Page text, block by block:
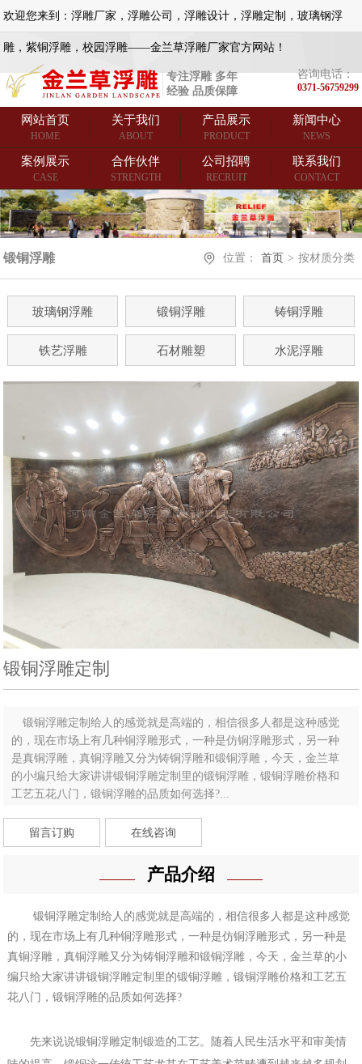
欢迎您来到：浮雕厂家，浮雕公司，浮雕设计，浮雕定制，玻璃钢浮
雕，紫铜浮雕，校园浮雕——金兰草浮雕厂家官方网站！
专注浮雕 多年
经验 品质保障
咨询电话：
0371-56759299
网站首页
HOME
关于我们
ABOUT
产品展示
PRODUCT
新闻中心
NEWS
案例展示
CASE
合作伙伴
STRENGTH
公司招聘
RECRUIT
联系我们
CONTACT
锻铜浮雕 位置： 首页 > 按材质分类
玻璃钢浮雕 锻铜浮雕 铸铜浮雕
铁艺浮雕 石材雕塑 水泥浮雕
锻铜浮雕定制
锻铜浮雕定制给人的感觉就是高端的，相信很多人都是这种感觉
的，现在市场上有几种铜浮雕形式，一种是仿铜浮雕形式，另一种
是真铜浮雕，真铜浮雕又分为铸铜浮雕和锻铜浮雕，今天，金兰草
的小编只给大家讲讲锻铜浮雕定制里的锻铜浮雕，锻铜浮雕价格和
工艺五花八门，锻铜浮雕的品质如何选择?...
留言订购 在线咨询
产品介绍
锻铜浮雕定制 给人的感觉就是高端的，相信很多人都是这种感觉
的，现在市场上有几种铜浮雕形式，一种是仿铜浮雕形式，另一种是
真铜浮雕，真铜浮雕又分为铸铜浮雕和锻铜浮雕，今天，金兰草的小
编只给大家讲讲锻铜浮雕定制 里的锻铜浮雕，锻铜浮雕价格和工艺五
花八门，锻铜浮雕的品质如何选择?
先来说说锻铜浮雕定制 锻造的工艺。随着人民生活水平和审美情